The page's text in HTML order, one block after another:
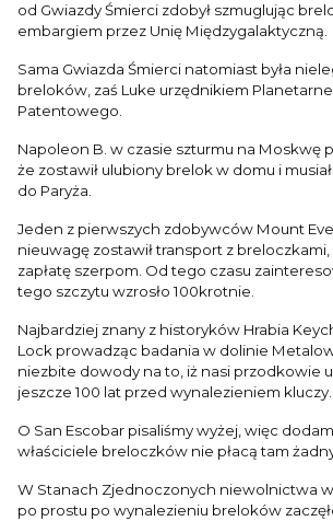
od Gwiazdy Śmierci zdobył szmuglując
embargiem przez Unię Międzygalaktyczną.
Sama Gwiazda Śmierci natomiast była
breloków, zaś Luke urzędnikiem
Patentowego.
Napoleon B. w czasie szturmu na Moskwę
że zostawił ulubiony brelok w domu i
do Paryża.
Jeden z pierwszych zdobywców Mount
nieuwagę zostawił transport z breloczkami,
zapłatę szerpom. Od tego czasu
tego szczytu wzrosło 100krotnie.
Najbardziej znany z historyków Hrabia
Lock prowadząc badania w dolinie
niezbite dowody na to, iż nasi przodkowie
jeszcze 100 lat przed wynalezieniem kluczy.
O San Escobar pisaliśmy wyżej, więc
właściciele breloczków nie płacą tam
W Stanach Zjednoczonych niewolnictwa
po prostu po wynalezieniu breloków